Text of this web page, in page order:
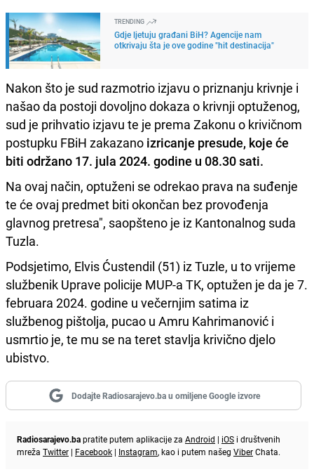
TRENDING
Gdje ljetuju građani BiH? Agencije nam
otkrivaju šta je ove godine "hit destinacija"
Nakon što je sud razmotrio izjavu o priznanju krivnje i
našao da postoji dovoljno dokaza o krivnji optuženog,
sud je prihvatio izjavu te je prema Zakonu o krivičnom
postupku FBiH zakazano izricanje presude, koje će
biti održano 17. jula 2024. godine u 08.30 sati.
Na ovaj način, optuženi se odrekao prava na suđenje
te će ovaj predmet biti okončan bez provođenja
glavnog pretresa", saopšteno je iz Kantonalnog suda
Tuzla.
Podsjetimo, Elvis Ćustendil (51) iz Tuzle, u to vrijeme
službenik Uprave policije MUP-a TK, optužen je da je 7.
februara 2024. godine u večernjim satima iz
službenog pištolja, pucao u Amru Kahrimanović i
usmrtio je, te mu se na teret stavlja krivično djelo
ubistvo.
Dodajte Radiosarajevo.ba u omiljene Google izvore
Radiosarajevo.bapratite putem aplikacije za Android | iOS i društvenih
mreža Twitter | Facebook | Instagram, kao i putem našeg ViberChata.